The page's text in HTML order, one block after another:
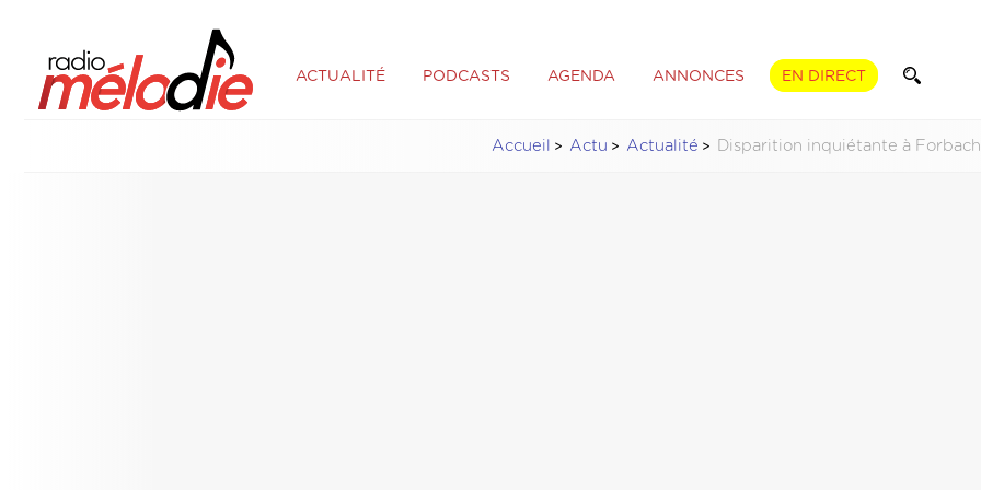
ACTUALITÉ PODCASTS AGENDA ANNONCES EN DIRECT
Accueil Actu Actualité Disparition inquiétante à Forbach